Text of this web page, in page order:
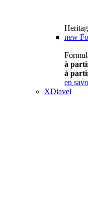
new
à
à
en
XDiavel